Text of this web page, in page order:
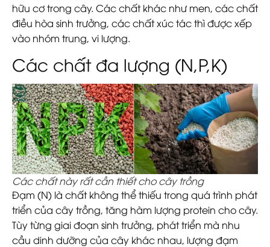
hữu cơ trong cây. Các chất khác như men, các chất
điều hòa sinh trưởng, các chất xúc tác thì được xếp
vào nhóm trung, vi lượng.
Các chất đa lượng (N,P,K)
Các chất này rất cần thiết cho cây trồng
Đạm (N) là chất không thể thiếu trong quá trình phát
triển của cây trồng, tăng hàm lượng protein cho cây.
Tùy từng giai đoạn sinh trưởng, phát triển mà nhu
cầu dinh dưỡng của cây khác nhau, lượng đạm